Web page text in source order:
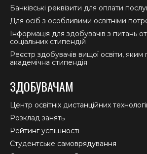
Банківські реквізити для оплати
Для осіб з особливими освітніми
Інформація для здобувачів з питань
соціальних стипендій
Реєстр здобувачів вищої освіти, яким
академічна стипендія
ЗДОБУВАЧАМ
Центр освітніх дистанційних
Розклад занять
Рейтинг успішності
Студентське самоврядування